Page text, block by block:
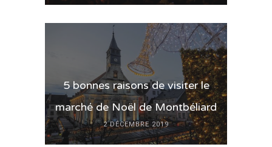
5 bonnes raisons de visiter le
marché de Noël de Montbéliard
2 DÉCEMBRE 2019